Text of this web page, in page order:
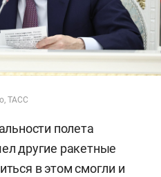
ТАСС
полета
другие ракетные
в этом смогли и